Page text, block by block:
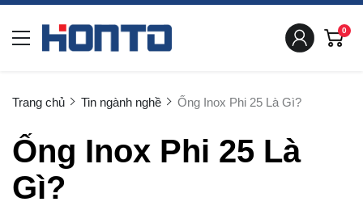
0
Trang chủ Tin ngành nghề Ống Inox Phi 25 Là Gì?
Ống Inox Phi 25 Là
Gì?